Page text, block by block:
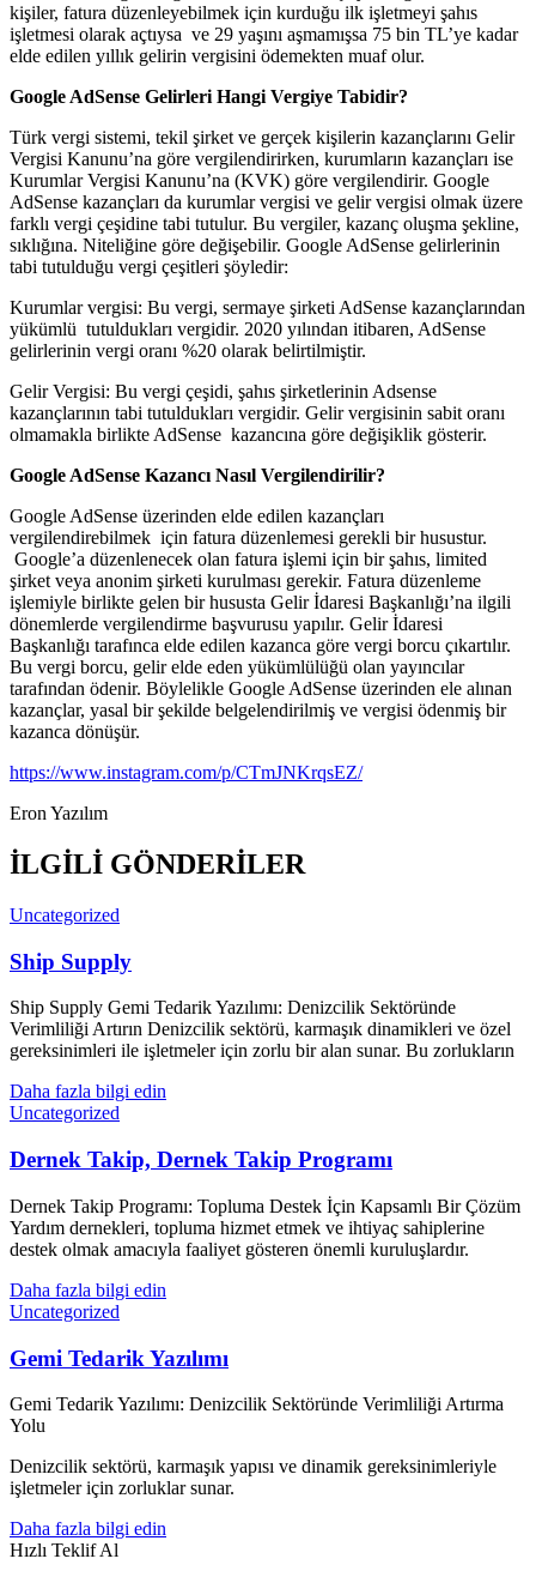
kişiler, fatura düzenleyebilmek için kurduğu ilk işletmeyi şahıs
işletmesi olarak açtıysa ve 29 yaşını aşmamışsa 75 bin TL’ye kadar
elde edilen yıllık gelirin vergisini ödemekten muaf olur.
Google AdSense Gelirleri Hangi Vergiye Tabidir?
Türk vergi sistemi, tekil şirket ve gerçek kişilerin kazançlarını Gelir
Vergisi Kanunu’na göre vergilendirirken, kurumların kazançları ise
Kurumlar Vergisi Kanunu’na (KVK) göre vergilendirir. Google
AdSense kazançları da kurumlar vergisi ve gelir vergisi olmak üzere
farklı vergi çeşidine tabi tutulur. Bu vergiler, kazanç oluşma şekline,
sıklığına. Niteliğine göre değişebilir. Google AdSense gelirlerinin
tabi tutulduğu vergi çeşitleri şöyledir:
Kurumlar vergisi: Bu vergi, sermaye şirketi AdSense kazançlarından
yükümlü tutuldukları vergidir. 2020 yılından itibaren, AdSense
gelirlerinin vergi oranı %20 olarak belirtilmiştir.
Gelir Vergisi: Bu vergi çeşidi, şahıs şirketlerinin Adsense
kazançlarının tabi tutuldukları vergidir. Gelir vergisinin sabit oranı
olmamakla birlikte AdSense kazancına göre değişiklik gösterir.
Google AdSense Kazancı Nasıl Vergilendirilir?
Google AdSense üzerinden elde edilen kazançları
vergilendirebilmek için fatura düzenlemesi gerekli bir husustur.
Google’a düzenlenecek olan fatura işlemi için bir şahıs, limited
şirket veya anonim şirketi kurulması gerekir. Fatura düzenleme
işlemiyle birlikte gelen bir hususta Gelir İdaresi Başkanlığı’na ilgili
dönemlerde vergilendirme başvurusu yapılır. Gelir İdaresi
Başkanlığı tarafınca elde edilen kazanca göre vergi borcu çıkartılır.
Bu vergi borcu, gelir elde eden yükümlülüğü olan yayıncılar
tarafından ödenir. Böylelikle Google AdSense üzerinden ele alınan
kazançlar, yasal bir şekilde belgelendirilmiş ve vergisi ödenmiş bir
kazanca dönüşür.
https://www.instagram.com/p/CTmJNKrqsEZ/
Eron Yazılım
İLGİLİ GÖNDERİLER
Uncategorized
Ship Supply
Ship Supply Gemi Tedarik Yazılımı: Denizcilik Sektöründe
Verimliliği Artırın Denizcilik sektörü, karmaşık dinamikleri ve özel
gereksinimleri ile işletmeler için zorlu bir alan sunar. Bu zorlukların
Daha fazla bilgi edin
Uncategorized
Dernek Takip, Dernek Takip Programı
Dernek Takip Programı: Topluma Destek İçin Kapsamlı Bir Çözüm
Yardım dernekleri, topluma hizmet etmek ve ihtiyaç sahiplerine
destek olmak amacıyla faaliyet gösteren önemli kuruluşlardır.
Daha fazla bilgi edin
Uncategorized
Gemi Tedarik Yazılımı
Gemi Tedarik Yazılımı: Denizcilik Sektöründe Verimliliği Artırma
Yolu
Denizcilik sektörü, karmaşık yapısı ve dinamik gereksinimleriyle
işletmeler için zorluklar sunar.
Daha fazla bilgi edin
Hızlı Teklif Al